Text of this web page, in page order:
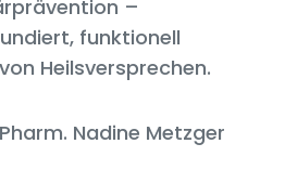
–
funktionell
Heilsversprechen.
Nadine Metzger